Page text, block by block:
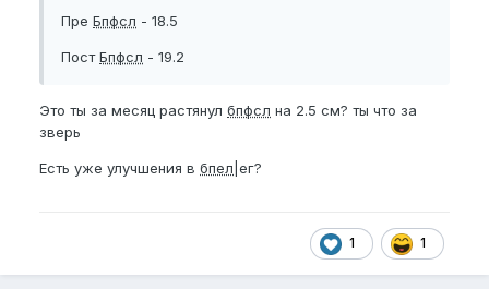
Пре Бпфсл - 18.5
ПостБпфсл - 19.2
Это ты за месяц растянул бпфсл на 2.5 см? ты что за
зверь
Есть уже улучшения в бпел |ег?
1 1